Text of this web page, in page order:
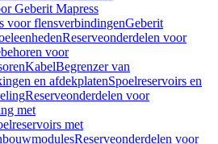
Geberit Mapress
voor flensverbindingenGeberit
Reserveonderdelen voor
voor
KabelBegrenzer van
en afdekplatenSpoelreservoirs en
Reserveonderdelen voor
met
met
Reserveonderdelen voor